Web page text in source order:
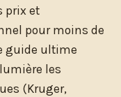
prix et
pour moins de
guide ultime
les
(Kruger,